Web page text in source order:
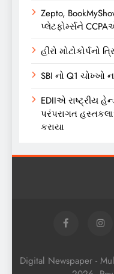
Zepto,
પ્લેટફોર્મ્સને
હીરો મોટોકોર્પનો
SBI નો Q1 ચોખ્ખો
EDIIએ રાષ્ટ્રીય
પરંપરાગત
કરાયા
Digital Newspaper -